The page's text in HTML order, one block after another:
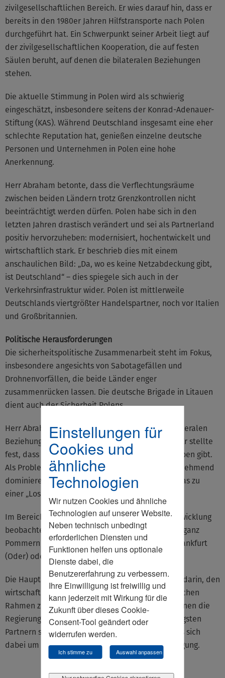
Einstellungen für
Cookies und
ähnliche
Technologien
Wir nutzen Cookies und ähnliche
Technologien auf unserer Website.
Neben technisch unbedingt
erforderlichen Diensten und
Funktionen helfen uns optionale
Dienste dabei, die
Benutzererfahrung zu verbessern.
Ihre Einwilligung ist freiwillig und
kann jederzeit mit Wirkung für die
Zukunft über dieses Cookie-
Consent-Tool geändert oder
widerrufen werden.
Ich stimme zu Auswahl anpassen
zivilgesellschaftlichen Bereich. Er wies darauf hin, dass er
bereits in den 1980er Jahren Hilfstransporte nach Polen
durchgeführt hat. Ein Schwerpunkt seiner Arbeit liegt auf
der zivilgesellschaftlichen Kooperation, die auf festen
Säulen beruht, auf denen die bilateralen Beziehungen
stehen.
Die aktuelle Stimmung in Polen wird als schwierig
eingeschätzt, insbesondere seitens der Konrad-Adenauer-
Stiftung (KAS). Während Deutschland insgesamt eine eher
schlechte Reputation hat, genießen einzelne deutsche
Personen und Unternehmen in Polen eine hohe
Anerkennung.
Herr Abraham betonte, dass die Verflechtungsräume
zwischen beiden Ländern trotz Grenzkontrollen nicht
beeinträchtigt werden dürfen. Polen habe sich in den
letzten Jahren drastisch verändert und sei als Partnerland
positiv hervorzuheben: modernisiert, hochentwickelt und
wirtschaftlich stark. Er beschrieb dies mit einem
anschaulichen Bild: „Da, wo es keine Netzabdeckung gibt,
ist Deutschland“ – dies spiegele sich auch in der
Verkehrsinfrastruktur wider. Polen ist mittlerweile
Deutschlands viertgrößter Handelspartner, noch vor Italien
und Großbritannien.
Politische Herausforderungen
Die sicherheitspolitische Zusammenarbeit steht im Fokus,
insbesondere angesichts von Sabotagefällen und
Drohnenvorfällen, die beide Länder enger
zusammenrücken lassen. Die deutsche Brigade in Litauen
dient auch der Sicherheit Polens.
Herr Abraham äußerte den Wunsch, dass die bilateralen
Beziehungen wärmer gestaltet werden könnten. Er stellte
fest, dass sie nicht kalt seien, aber es Luft nach oben gibt.
Als Problem sieht er die Geschichtspolitik, die zunehmend
dominierend ist und die Beziehungen belastet, was zu
einer „Lose-Lose-Situation“ führen könne.
Im Bereich der urbanen und wirtschaftlichen Entwicklung
beobachtet man das Metropolgebiet Stettin, das ganz
Pommern in den Blick nimmt, vergleichbar mit Frankfurt
(Oder) oder Görlitz.
Die Hauptaufgabe der Politik sieht Herr Abraham darin, den
wirtschaftlichen Beziehungen einen festen politischen
Rahmen zu geben. Am kommenden Montag beginnen die
Regierungskonsultationen, die nur mit den wichtigsten
Partnern stattfinden werden – faktisch handelt es sich
dabei um eine gemeinsame Regierungsklausurtagung.